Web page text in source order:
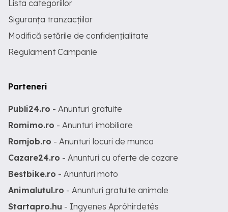
Lista categoriilor
Siguranța tranzacțiilor
Modifică setările de confidențialitate
Regulament Campanie
Parteneri
Publi24.ro - Anunturi gratuite
Romimo.ro - Anunturi imobiliare
Romjob.ro - Anunturi locuri de munca
Cazare24.ro - Anunturi cu oferte de cazare
Bestbike.ro - Anunturi moto
Animalutul.ro - Anunturi gratuite animale
Startapro.hu - Ingyenes Apróhirdetés